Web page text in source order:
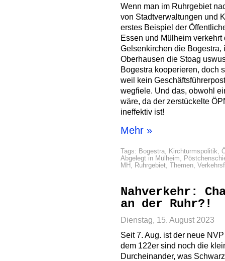
Wenn man im Ruhrgebiet
von Stadtverwaltungen und
erstes Beispiel der
Essen und Mülheim
Gelsenkirchen die Bogestra,
Oberhausen die Stoag
Bogestra kooperieren, doch
weil kein
wegfiele. Und das, obwohl
wäre, da der zerstückelte
ineffektiv ist!
Mehr »
Tags: Bogestra, Kirchturmspolitik,
Abgelegt in Mülheim,
MH , Ruhrgebiet, Themen,
Nahverkehr:
an der Ruhr?!
Dienstag, 15. August 2023
Seit 7. Aug. ist der neue
dem 122er sind noch die
Durcheinander, was